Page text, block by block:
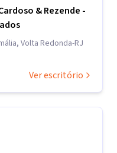
& Rezende -
Volta Redonda-RJ
Ver escritório